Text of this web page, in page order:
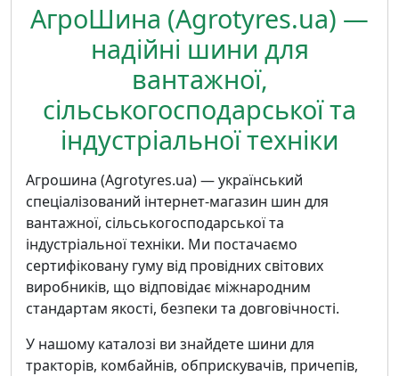
АгроШина (Agrotyres.ua) —
надійні шини для
вантажної,
сільськогосподарської та
індустріальної техніки
Агрошина (Agrotyres.ua) — український
спеціалізований інтернет-магазин шин для
вантажної, сільськогосподарської та
індустріальної техніки. Ми постачаємо
сертифіковану гуму від провідних світових
виробників, що відповідає міжнародним
стандартам якості, безпеки та довговічності.
У нашому каталозі ви знайдете шини для
тракторів, комбайнів, обприскувачів, причепів,